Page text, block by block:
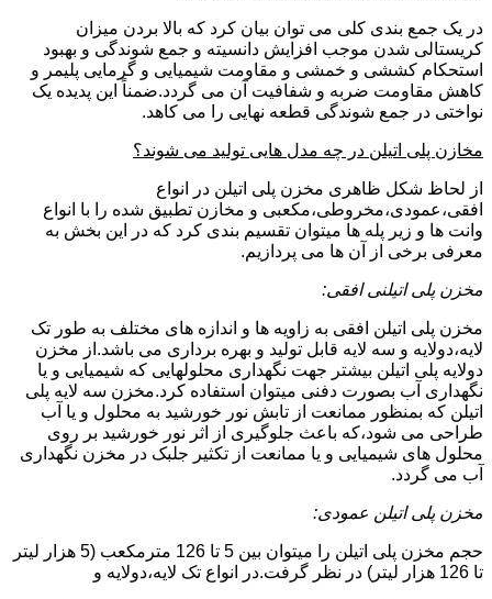
در یک جمع بندی کلی می توان بیان کرد که بالا بردن میزان
کریستالی شدن موجب افزایش دانسیته و جمع شوندگی و بهبود
استحکام کششی و خمشی و مقاومت شیمیایی و گرمایی پلیمر و
کاهش مقاومت ضربه و شفافیت آن می گردد.ضمناً این پدیده یک
نواختی در جمع شوندگی قطعه نهایی را می کاهد.
مخازن پلی اتیلن در چه مدل هایی تولید می شوند؟
از لحاظ شکل ظاهری مخزن پلی اتیلن در انواع
افقی،عمودی،مخروطی،مکعبی و مخازن تطبیق شده را با انواع
وانت ها و زیر پله ها میتوان تقسیم بندی کرد که در این بخش به
معرفی برخی از آن ها می پردازیم.
مخزن پلی اتیلنی افقی:
مخزن پلی اتیلن افقی به زاویه ها و اندازه های مختلف به طور تک
لایه،دولایه و سه لایه قابل تولید و بهره برداری می باشد.از مخزن
دولایه پلی اتیلن بیشتر جهت نگهداری محلولهایی که شیمیایی و یا
نگهداری آب بصورت دفنی میتوان استفاده کرد.مخزن سه لایه پلی
اتیلن که بمنظور ممانعت از تابش نور خورشید به محلول و یا آب
طراحی می شود،که باعث جلوگیری از اثر نور خورشید بر روی
محلول های شیمیایی و یا ممانعت از تکثیر جلبک در مخزن نگهداری
آب می گردد.
مخزن پلی اتیلن عمودی:
حجم مخزن پلی اتیلن را میتوان بین 5 تا 126 مترمکعب (5 هزار لیتر
تا 126 هزار لیتر) در نظر گرفت.در انواع تک لایه،دولایه و